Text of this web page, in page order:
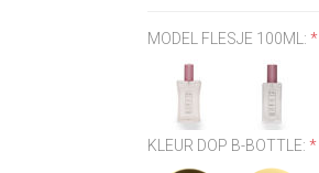
MODEL FLESJE 100ML:*
KLEUR DOP B-BOTTLE:*